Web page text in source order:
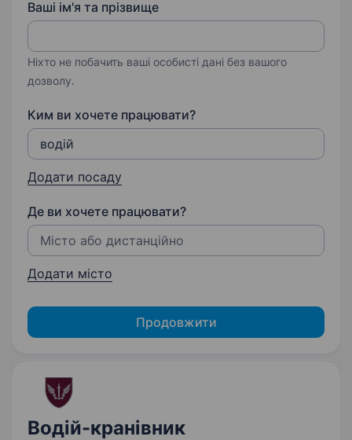
Ваші ім'я та прізвище
Ніхто не побачить ваші особисті дані без вашого
дозволу.
Ким ви хочете працювати?
Додати посаду
Де ви хочете працювати?
Додати місто
Продовжити
Водій-кранівник